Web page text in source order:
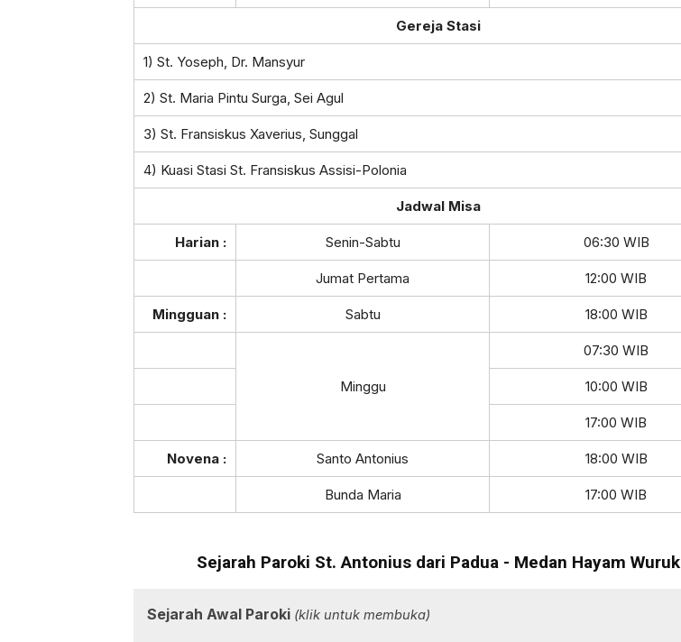
Gereja Stasi
1) St. Yoseph, Dr. Mansyur
2) St. Maria Pintu Surga, Sei Agul
3) St. Fransiskus Xaverius, Sunggal
4) Kuasi Stasi St. Fransiskus Assisi-Polonia
Jadwal Misa
Harian : Senin-Sabtu 06:30 WIB
Jumat Pertama 12:00 WIB
Mingguan : Sabtu 18:00 WIB
Minggu
07:30 WIB
10:00 WIB
17:00 WIB
Novena : Santo Antonius 18:00 WIB
Bunda Maria 17:00 WIB
Sejarah Paroki St. Antonius dari Padua - Medan Hayam Wuruk
Sejarah Awal Paroki (klik untuk membuka)